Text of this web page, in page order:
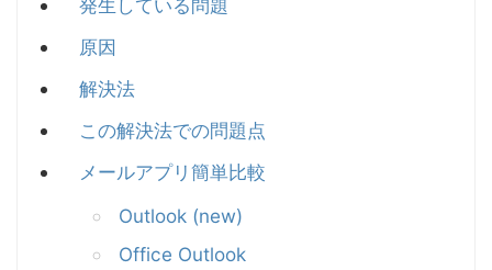
発生している問題
原因
解決法
この解決法での問題点
メールアプリ簡単比較
Outlook (new)
Office Outlook